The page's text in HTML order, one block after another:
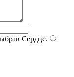
Сердце.